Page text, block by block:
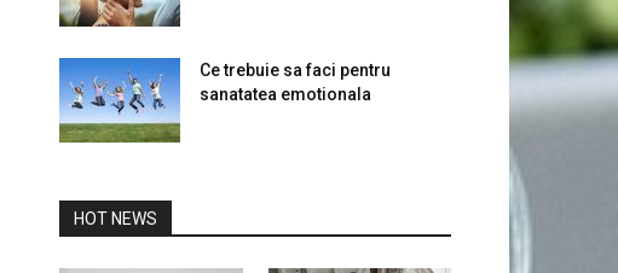
Ce trebuie sa faci pentru
sanatatea emotionala
HOT NEWS